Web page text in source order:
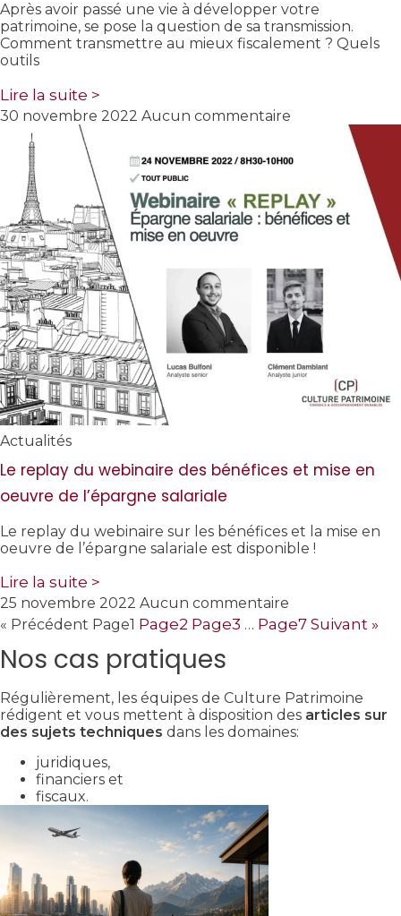
Après avoir passé une vie à développer votre
patrimoine, se pose la question de sa transmission.
Comment transmettre au mieux fiscalement ? Quels
outils
Lire la suite >
30 novembre 2022 Aucun commentaire
Actualités
Le replay du webinaire des bénéfices et mise en
oeuvre de l’épargne salariale
Le replay du webinaire sur les bénéfices et la mise en
oeuvre de l’épargne salariale est disponible !
Lire la suite >
25 novembre 2022 Aucun commentaire
« Précédent Page1 Page2 Page3 … Page7 Suivant »
Nos cas pratiques
Régulièrement, les équipes de Culture Patrimoine
rédigent et vous mettent à disposition des articles sur
des sujets techniques dans les domaines:
juridiques,
financiers et
fiscaux.